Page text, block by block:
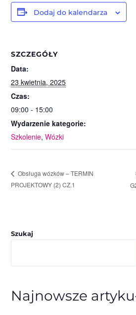
Dodaj do kalendarza
SZCZEGÓŁY
Data:
23 kwietnia, 2025
Czas:
09:00 - 15:00
Wydarzenie kategorie:
Szkolenie,Wózki
Obsługa wózków – TERMIN
PROJEKTOWY (2) CZ.1
Szukaj
Najnowsze